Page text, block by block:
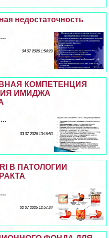
недостаточность
04 07 2026 1:54:29
КОМПЕТЕНЦИЯ
ИМИДЖА
03 07 2026 13:16:53
В ПАТОЛОГИИ
02 07 2026 12:57:24